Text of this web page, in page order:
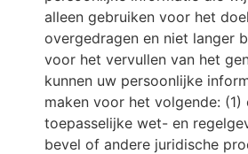
alleen gebruiken voor het
overgedragen en niet langer
voor het vervullen van het
kunnen uw persoonlijke
maken voor het volgende:
toepasselijke wet- en
bevel of andere juridische